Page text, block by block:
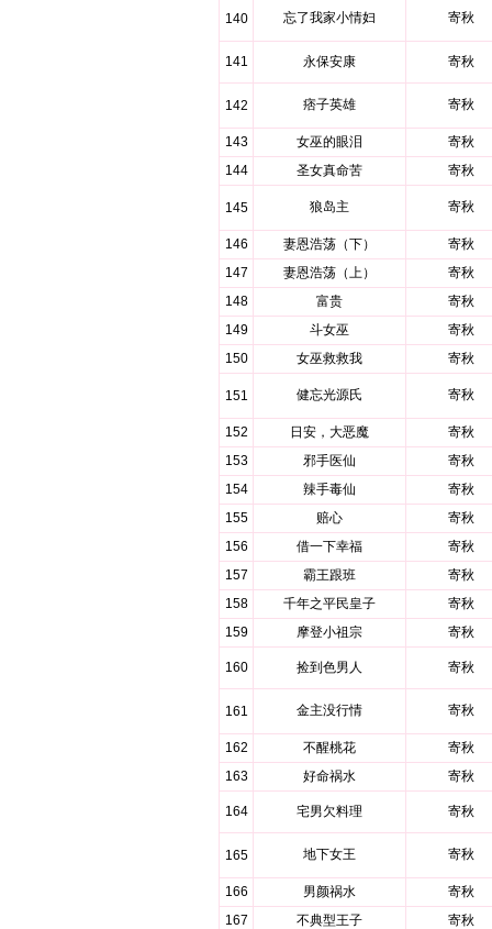
140 忘了我家小情妇 寄秋
141 永保安康 寄秋
142 痞子英雄 寄秋
143 女巫的眼泪
寄秋
144
圣女真命苦 寄秋
145 狼岛主 寄秋
146 妻恩浩荡（下）
寄秋
147
妻恩浩荡（上）
寄秋
148
富贵
寄秋
149
斗女巫
寄秋
150
女巫救救我 寄秋
151 健忘光源氏 寄秋
152 日安，大恶魔
寄秋
153
邪手医仙
寄秋
154
辣手毒仙
寄秋
155
赔心
寄秋
156
借一下幸福
寄秋
157
霸王跟班
寄秋
158
千年之平民皇子
寄秋
159
摩登小祖宗 寄秋
160 捡到色男人 寄秋
161 金主没行情 寄秋
162 不醒桃花
寄秋
163
好命祸水 寄秋
164 宅男欠料理 寄秋
165 地下女王 寄秋
166 男颜祸水
寄秋
167
不典型王子
寄秋